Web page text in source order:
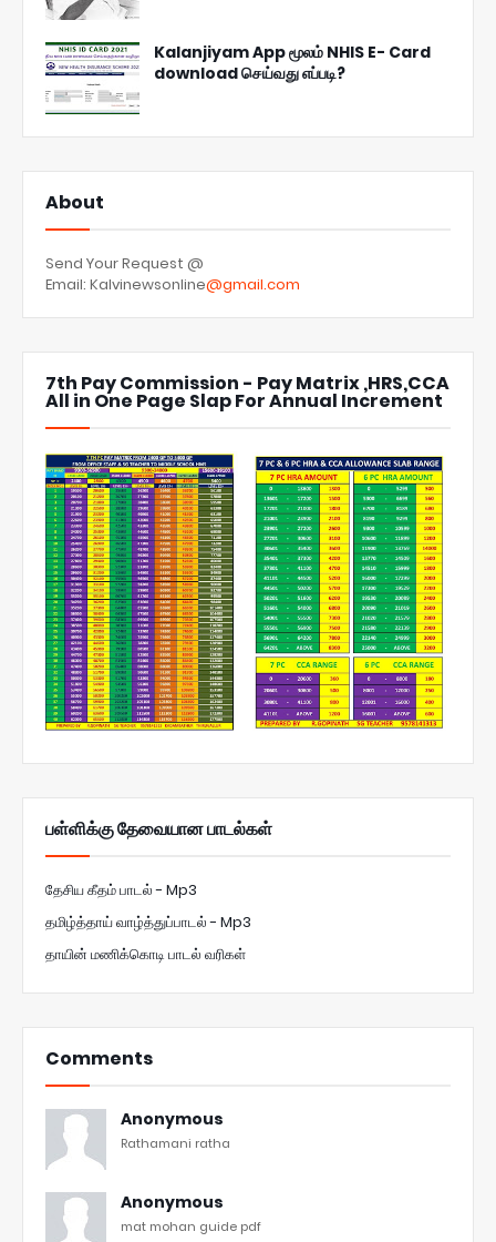
Kalanjiyam App மூலம் NHIS E- Card
download செய்வது எப்படி?
About
Send Your Request @
Email: Kalvinewsonline@gmail.com
7th Pay Commission - Pay Matrix ,HRS,CCA
All in One Page Slap For Annual Increment
பள்ளிக்கு தேவையான பாடல்கள்
தேசிய கீதம் பாடல் - Mp3
தமிழ்த்தாய் வாழ்த்துப்பாடல் - Mp3
தாயின் மணிக்கொடி பாடல் வரிகள்
Comments
Anonymous
Rathamani ratha
Anonymous
mat mohan guide pdf